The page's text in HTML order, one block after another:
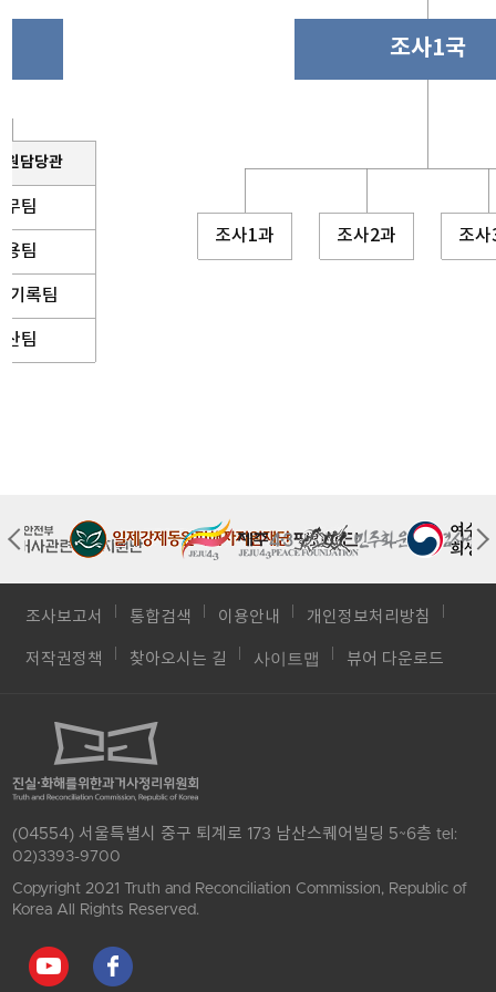
조사1국
원담당관
팀
팀
기록팀
팀
조사1과 조사2과 조
조사보고서 통합검색 이용안내 개인정보처리방침
저작권정책 찾아오시는 길 사이트맵 뷰어 다운로드
(04554) 서울특별시 중구 퇴계로 173 남산스퀘어빌딩 5~6층tel:
02)3393-9700
Copyright 2021 Truth and Reconciliation Commission, Republic of
Korea All Rights Reserved.